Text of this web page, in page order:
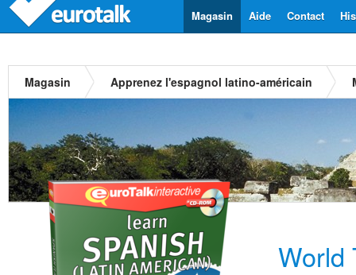
Contact
Aide
Magasin
Magasin Apprenez l'espagnol latino-américain
World